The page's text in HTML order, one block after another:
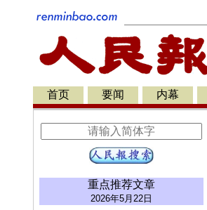
首页 要闻 内幕
重点推荐文章
2026年5月22日